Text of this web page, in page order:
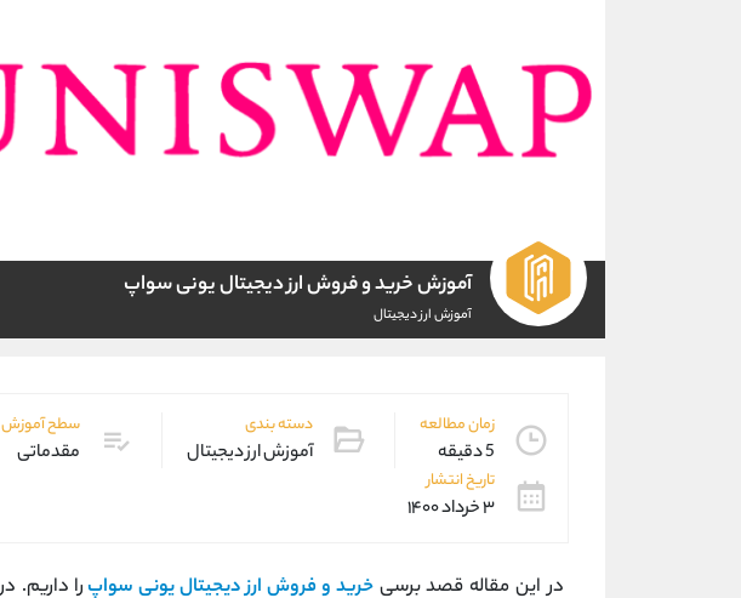
آموزش خرید و فروش ارز دیجیتال یونی سواپ
آموزش ارز دیجیتال
زمان مطالعه
5 دقیقه
دسته بندی
آموزش ارز دیجیتال
سطح آموزش
مقدماتی
تاریخ انتشار
۳ خرداد ۱۴۰۰
در این مقاله قصد برسیخرید و فروش ارز دیجیتال یونی سواپ